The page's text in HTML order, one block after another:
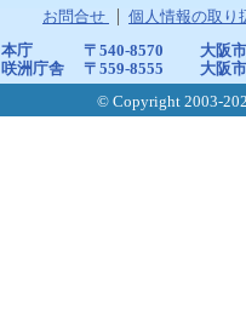
お問合せ 個人情報の取り
本庁 〒540-8570
大阪
咲洲庁舎
〒559-8555
大阪
© Copyright 2003-